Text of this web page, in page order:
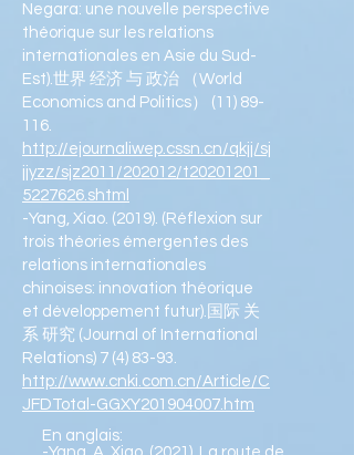
Negara: une nouvelle perspective
théorique sur les relations
internationales en Asie du Sud-
Est).世界 经济 与 政治 （World
Economics and Politics） (11) 89-
116.
http://ejournaliwep.cssn.cn/qkjj/sj
jjyzz/sjz2011/202012/t20201201_
5227626.shtml
-Yang, Xiao. (2019). (Réflexion sur
trois théories émergentes des
relations internationales
chinoises: innovation théorique
et développement futur).国际 关
系 研究 (Journal of International
Relations) 7 (4) 83-93.
http://www.cnki.com.cn/Article/C
JFDTotal-GGXY201904007.htm
En anglais: